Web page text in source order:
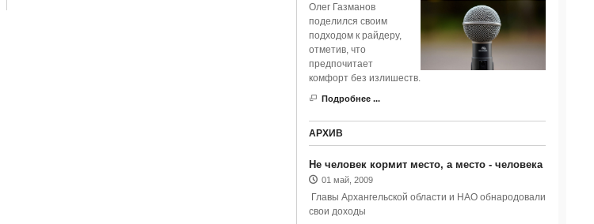
Олег Газманов
поделился своим
подходом к райдеру,
отметив, что
предпочитает
комфорт без излишеств.
Подробнее ...
АРХИВ
Не человек кормит место, а место - человека
01 май, 2009
Главы Архангельской области и НАО обнародовали
свои доходы